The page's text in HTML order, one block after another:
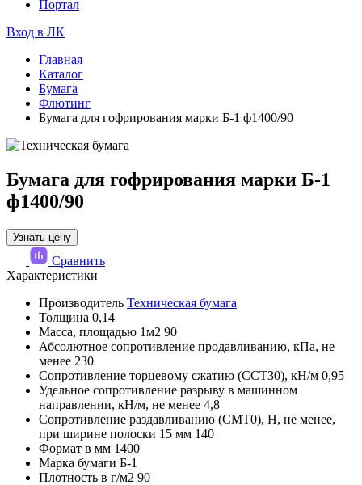
Портал
Вход в ЛК
Главная
Каталог
Бумага
Флютинг
Бумага для гофрирования марки Б-1 ф1400/90
Бумага для гофрирования марки Б-1
ф1400/90
Узнать цену
Сравнить
Характеристики
Производитель Техническая бумага
Толщина 0,14
Масса, площадью 1м2 90
Абсолютное сопротивление продавливанию, кПа, не
менее 230
Сопротивление торцевому сжатию (ССТ30), кН/м 0,95
Удельное сопротивление разрыву в машинном
направлении, кН/м, не менее 4,8
Сопротивление раздавливанию (СМТ0), Н, не менее,
при ширине полоски 15 мм 140
Формат в мм 1400
Марка бумаги Б-1
Плотность в г/м2 90